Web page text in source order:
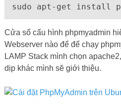
sudo apt-get install
Cửa sổ cấu hình phpmyadmin
Webserver nào để để chạy
LAMP Stack mình chọn
dịp khác mình sẽ giới thiệu.